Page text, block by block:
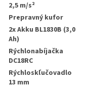
2,5 m/s²
Prepravný kufor
2x Akku BL1830B (3,0
Ah)
Rýchlonabíjačka
DC18RC
Rýchloskľučovadlo
13 mm